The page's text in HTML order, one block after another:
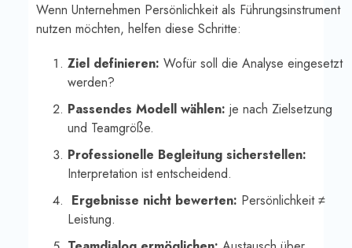
Wenn Unternehmen Persönlichkeit als Führungsinstrument
nutzen möchten, helfen diese Schritte:
Ziel definieren: Wofür soll die Analyse eingesetzt
werden?
Passendes Modell wählen: je nach Zielsetzung
und Teamgröße.
Professionelle Begleitung sicherstellen:
Interpretation ist entscheidend.
Ergebnisse nicht bewerten: Persönlichkeit ≠
Leistung.